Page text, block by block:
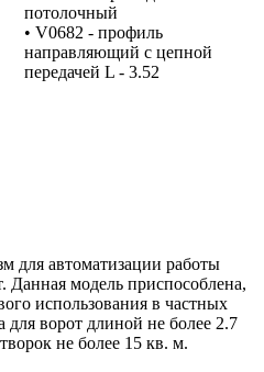
потолочный
• V0682 - профиль
направляющий с цепной
передачей L - 3.52
для автоматизации работы
модель приспособлена,
использования в частных
для ворот длиной не более 2.7
не более 15 кв. м.